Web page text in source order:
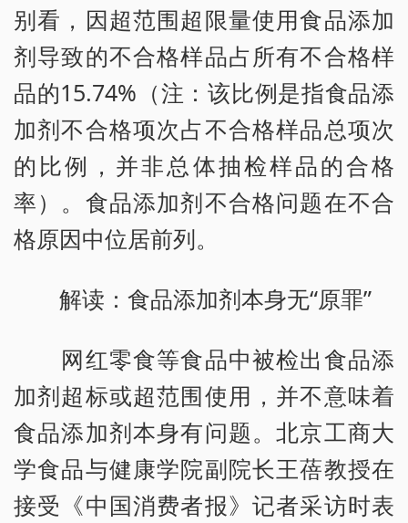
别看，因超范围超限量使用食品添加
剂导致的不合格样品占所有不合格样
品的15.74%（注：该比例是指食品添
加剂不合格项次占不合格样品总项次
的比例，并非总体抽检样品的合格
率）。食品添加剂不合格问题在不合
格原因中位居前列。
解读：食品添加剂本身无“原罪”
网红零食等食品中被检出食品添
加剂超标或超范围使用，并不意味着
食品添加剂本身有问题。北京工商大
学食品与健康学院副院长王蓓教授在
接受《中国消费者报》记者采访时表